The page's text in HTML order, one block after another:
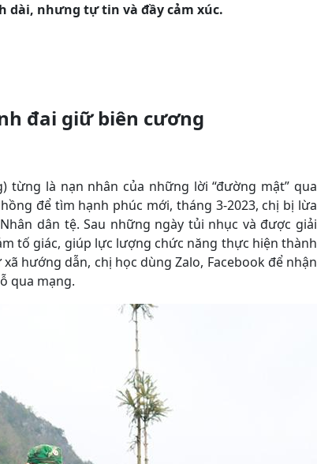
nhưng tự tin và đầy cảm xúc.
đai giữ biên cương
từng là nạn nhân của những lời “đường mật” qua
để tìm hạnh phúc mới, tháng 3-2023, chị bị lừa
dân tệ. Sau những ngày tủi nhục và được giải
tố giác, giúp lực lượng chức năng thực hiện thành
hướng dẫn, chị học dùng Zalo, Facebook để nhận
qua mạng.